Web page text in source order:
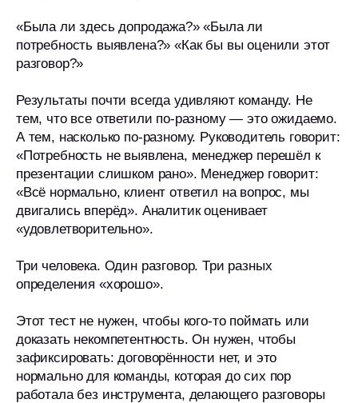
«Была ли здесь допродажа?» «Была ли
потребность выявлена?» «Как бы вы оценили этот
разговор?»
Результаты почти всегда удивляют команду. Не
тем, что все ответили по-разному — это ожидаемо.
А тем, насколько по-разному. Руководитель говорит:
«Потребность не выявлена, менеджер перешёл к
презентации слишком рано». Менеджер говорит:
«Всё нормально, клиент ответил на вопрос, мы
двигались вперёд». Аналитик оценивает
«удовлетворительно».
Три человека. Один разговор. Три разных
определения «хорошо».
Этот тест не нужен, чтобы кого-то поймать или
доказать некомпетентность. Он нужен, чтобы
зафиксировать: договорённости нет, и это
нормально для команды, которая до сих пор
работала без инструмента, делающего разговоры
121205, г. Москва, Сколково, ул.
Большой бульвар 42, стр. 1, этаж 4, пом.
Мы в социальных сетях
О сookies файлах
Реквизиты
Жизненный цикл
Руководство пользователя
Партнёрское соглашение
Соглашение конфеденциальности
Политика конфиденциальности
Документы